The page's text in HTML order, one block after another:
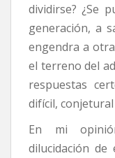
dividirse? ¿Se
generación, a
engendra a
el terreno del
respuestas
difícil,
En mi
dilucidación de